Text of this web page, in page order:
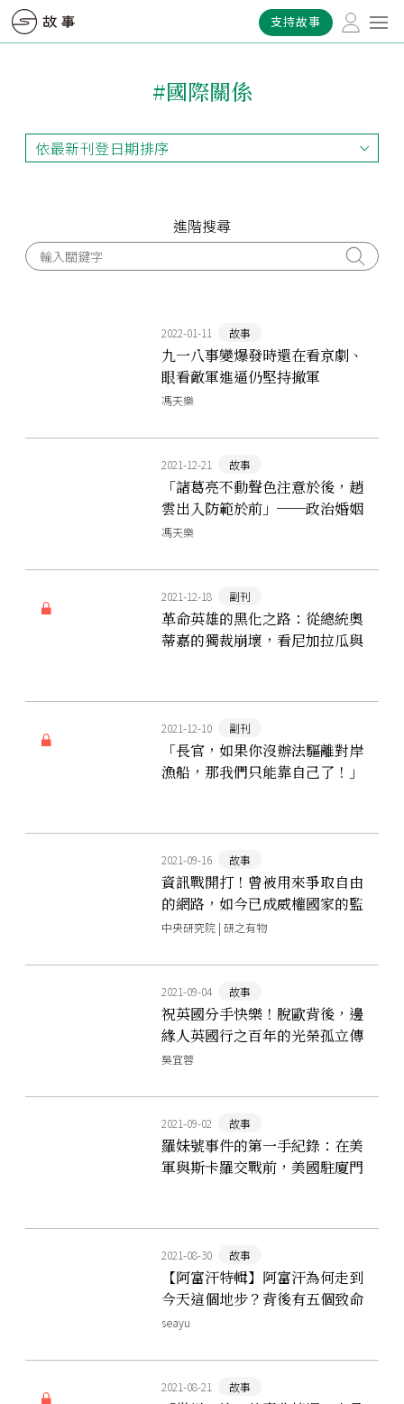
支持故事
#國際關係
依最新刊登日期排序
依最新刊登日期排序
進階搜尋
2022-01-11 故事
九一八事變爆發時還在看京劇、
眼看敵軍進逼仍堅持撤軍
──「不抵抗將軍」惡名，冤枉
馮天樂
2021-12-21 故事
「諸葛亮不動聲色注意於後，趙
雲出入防範於前」──政治婚姻
中，令蜀漢戒懼的孫夫人
馮天樂
2021-12-18 副刊
革命英雄的黑化之路：從總統奧
蒂嘉的獨裁崩壞，看尼加拉瓜與
2021-12-10 副刊
「長官，如果你沒辦法驅離對岸
漁船，那我們只能靠自己了！」
2021-09-16 故事
資訊戰開打！曾被用來爭取自由
的網路，如今已成威權國家的監
控之眼
中央研究院 | 研之有物
2021-09-04 故事
祝英國分手快樂！脫歐背後，邊
緣人英國行之百年的光榮孤立傳
統
吳宜蓉
2021-09-02 故事
羅妹號事件的第一手紀錄：在美
軍與斯卡羅交戰前，美國駐廈門
2021-08-30 故事
【阿富汗特輯】阿富汗為何走到
今天這個地步？背後有五個致命
原因
seayu
2021-08-21 故事